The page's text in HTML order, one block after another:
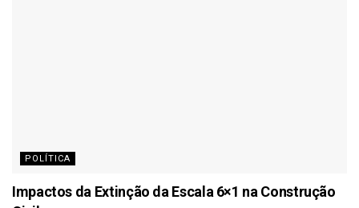
POLÍTICA
Impactos da Extinção da Escala 6×1 na Construção